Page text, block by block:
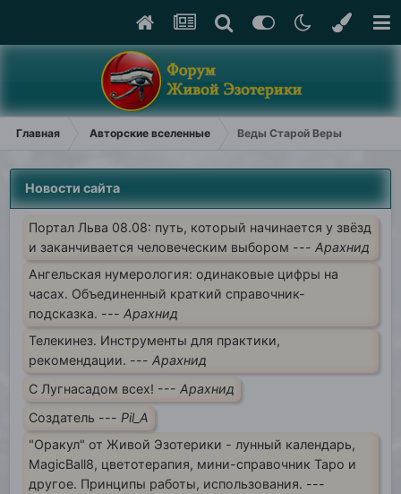
Главная Авторские вселенные Веды Старой Веры
Новости сайта
Портал Льва 08.08: путь, который начинается у звёзд
и заканчивается человеческим выбором --- Арахнид
Ангельская нумерология: одинаковые цифры на
часах. Объединенный краткий справочник-
подсказка. --- Арахнид
Телекинез. Инструменты для практики,
рекомендации. --- Арахнид
С Лугнасадом всех! --- Арахнид
Создатель --- Pil_A
"Оракул" от Живой Эзотерики - лунный календарь,
MagicBall8, цветотерапия, мини-справочник Таро и
другое. Принципы работы, использования. ---